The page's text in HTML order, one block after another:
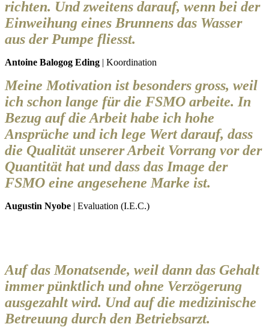
richten. Und zweitens darauf, wenn bei der
Einweihung eines Brunnens das Wasser
aus der Pumpe fliesst.
Antoine Balogog Eding | Koordination
Meine Motivation ist besonders gross, weil
ich schon lange für die FSMO arbeite. In
Bezug auf die Arbeit habe ich hohe
Ansprüche und ich lege Wert darauf, dass
die Qualität unserer Arbeit Vorrang vor der
Quantität hat und dass das Image der
FSMO eine angesehene Marke ist.
Augustin Nyobe | Evaluation (I.E.C.)
Auf das Monatsende, weil dann das Gehalt
immer pünktlich und ohne Verzögerung
ausgezahlt wird. Und auf die medizinische
Betreuung durch den Betriebsarzt.